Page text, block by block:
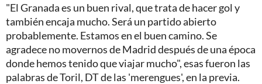
"El Granada es un buen rival, que trata de hacer gol y
también encaja mucho. Será un partido abierto
probablemente. Estamos en el buen camino. Se
agradece no movernos de Madrid después de una época
donde hemos tenido que viajar mucho", esas fueron las
palabras de Toril, DT de las 'merengues', en la previa.